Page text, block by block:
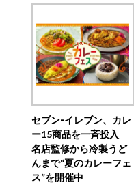
セブン‐イレブン、カレ
ー15商品を一斉投入
名店監修から冷製うど
んまで“夏のカレーフェ
ス”を開催中